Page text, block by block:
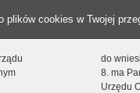
plików cookies w Twojej
do
8. ma
Urzędu